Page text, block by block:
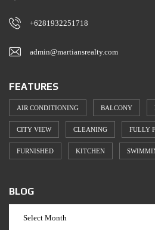
+6281932251718
admin@martiansrealty.com
FEATURES
AIR CONDITIONING BALCONY
CITY VIEW CLEANING FULLY
FURNISHED KITCHEN
BLOG